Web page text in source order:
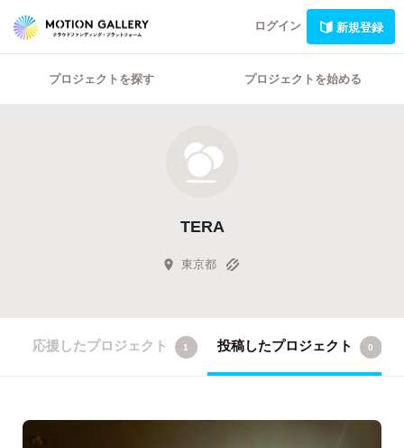
ログイン 新規登録
プロジェクトを探す プロジェクトを始める
TERA
東京都
応援したプロジェクト 1 投稿したプロジェクト 0